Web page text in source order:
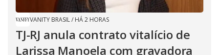
VANITY BRASIL/ HÁ 2 HORAS
TJ-RJ anula contrato vitalício de
Larissa Manoela com gravadora